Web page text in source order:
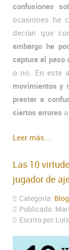
confusiones
ocasiones he
decían que
embargo he
captura al paso
o no. En este
movimientos y
prestar a
ciertos errores
Leer más...
Las 10
jugador de
Categoría: Blog
Publicado:
Escrito por